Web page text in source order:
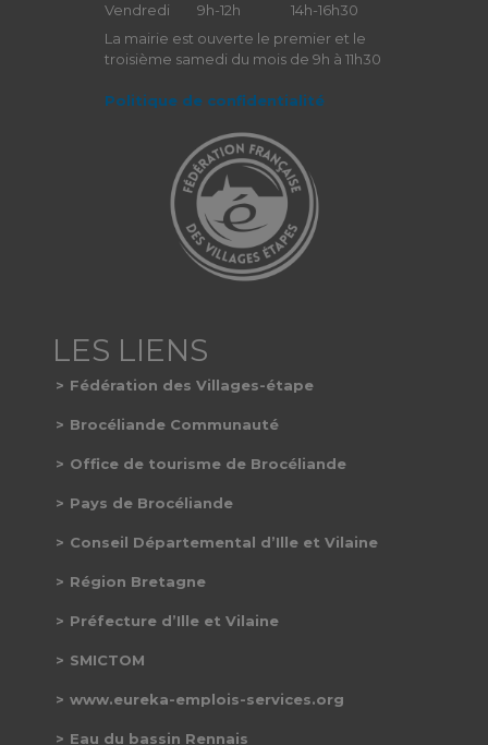
Vendredi
9h-12h
14h-16h30
La mairie est ouverte le premier et le
troisième samedi du mois de 9h à 11h30
Politique de confidentialité
Fédération des Villages-étape
Brocéliande Communauté
Office de tourisme de Brocéliande
Pays de Brocéliande
Conseil Départemental d’Ille et Vilaine
Région Bretagne
Préfecture d’Ille et Vilaine
SMICTOM
www.eureka-emplois-services.org
Eau du bassin Rennais